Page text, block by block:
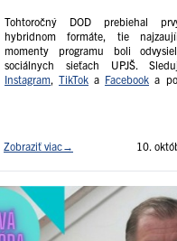
Tohtoročný DOD prebiehal
hybridnom formáte, tie
momenty programu boli
sociálnych sieťach UPJŠ.
Instagram, TikTok a Facebook a
Zobraziť viac→ 10.